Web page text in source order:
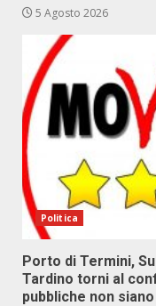
5 Agosto 2026
Politica
Porto di Termini,
Tardino torni al
pubbliche non